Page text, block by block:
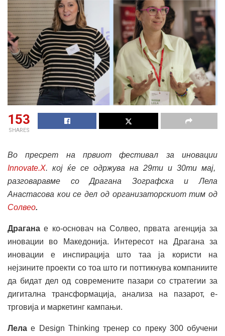
153
SHARES
Во пресрет на првиот фестивал за иновации
Innovate.X. кој ќе се одржува на 29ти и 30ти мај,
разговаравме со Драгана Зографска и Лела
Анастасова кои се дел од организаторскиот тим од
Солвео.
Драгана е ко-основач на Солвео, првата агенција за
иновации во Македонија. Интересот на Драгана за
иновации е инспирација што таа ја користи на
нејзините проекти со тоа што ги поттикнува компаниите
да бидат дел од современите пазари со стратегии за
дигитална трансформација, анализа на пазарот, е-
трговија и маркетинг кампањи.
Лела е Design Thinking тренер со преку 300 oбучени